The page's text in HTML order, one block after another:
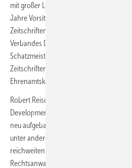
mit großer Leidenschaft die Belange der
Jahre Vorsitzender des Südwestdeutschen
Zeitschriftenverlegerverbandes SZV, 15
Verbandes Deutscher
Schatzmeister und zwei Jahre
Zeitschriftenweltverbandes FIPP sind
Ehrenamtskarriere.
Robert Reisch ist seit 2013 im
Development Manager, später als
neu aufgebauten Digital Unit von
unter anderem der Launch des Portals
reichweitenstarken Portal für die
Rechtsanwalt und Master of Arts